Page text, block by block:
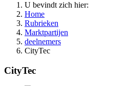
U bevindt zich hier:
Home
Rubrieken
Marktpartijen
deelnemers
CityTec
CityTec